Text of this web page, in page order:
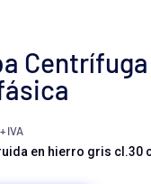
Centrífuga
+ IVA
en hierro gris cl.30